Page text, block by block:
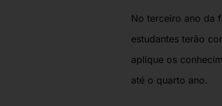
No terceiro ano da
estudantes terão
aplique os
até o quarto ano.